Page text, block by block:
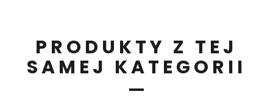
PRODUKTY Z TEJ
SAMEJ KATEGORII